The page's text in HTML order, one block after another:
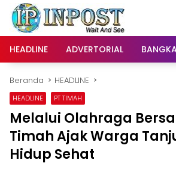
Langsung
konten
HEADLINE
ADVERTORIAL
Beranda HEADLINE
HEADLINE PT TIMAH
Melalui Olahraga
Timah Ajak Warga
Hidup Sehat